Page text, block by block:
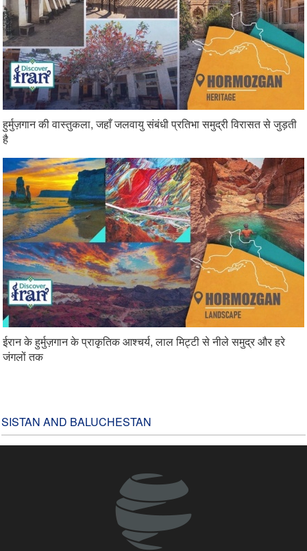
हुर्मुज़गान की वास्तुकला, जहाँ जलवायु संबंधी प्रतिभा समुद्री विरासत से जुड़ती
है
ईरान के हुर्मुज़गान के प्राकृतिक आश्चर्य, लाल मिट्टी से नीले समुद्र और हरे
जंगलों तक
SISTAN AND BALUCHESTAN